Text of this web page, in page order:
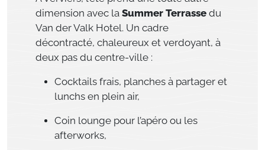
dimension avec la Summer Terrasse du
Van der Valk Hotel. Un cadre
décontracté, chaleureux et verdoyant, à
deux pas du centre-ville :
Cocktails frais, planches à partager et
lunchs en plein air,
Coin lounge pour l’apéro ou les
afterworks,